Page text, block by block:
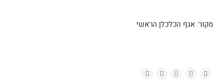
מקור: אגף הכלכלן הראשי